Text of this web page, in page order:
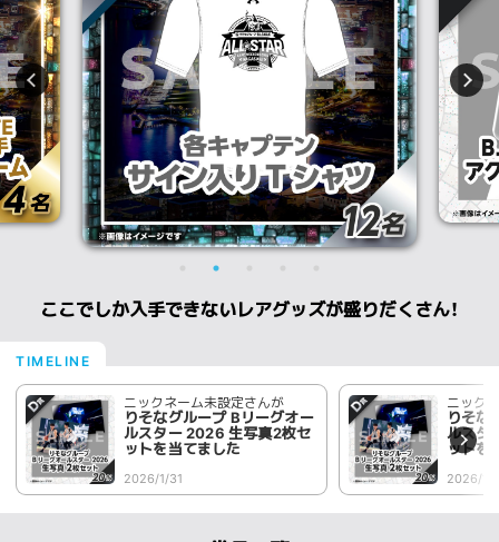
ここでしか入手できないレアグッズが盛りだくさん！
ニックネーム未設定さんが
りそなグループ Bリーグオー
ルスター 2026 生写真2枚セ
ットを当てました
2026/1/31
ニック
りそな
ルスタ
ットを
2026/1/